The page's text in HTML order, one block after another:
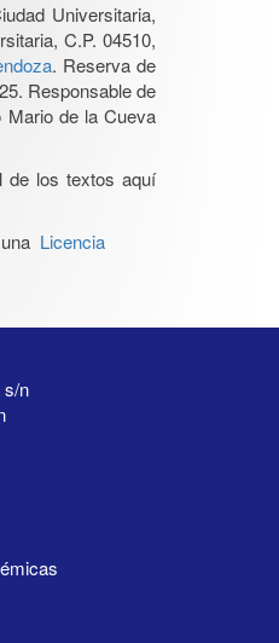
Universitaria,
C.P. 04510,
. Reserva de
Responsable de
Mario de la Cueva
de los textos aquí
Licencia
s/n